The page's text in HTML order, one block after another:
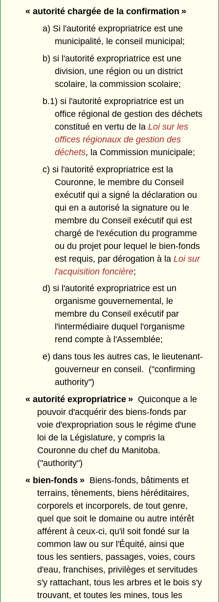
« autorité chargée de la confirmation »
a) Si l'autorité expropriatrice est une
municipalité, le conseil municipal;
b) si l'autorité expropriatrice est une
division, une région ou un district
scolaire, la commission scolaire;
b.1) si l'autorité expropriatrice est un
office régional de gestion des déchets
constitué en vertu de la Loi sur les
offices régionaux de gestion des
déchets, la Commission municipale;
c) si l'autorité expropriatrice est la
Couronne, le membre du Conseil
exécutif qui a signé la déclaration ou
qui en a autorisé la signature ou le
membre du Conseil exécutif qui est
chargé de l'exécution du programme
ou du projet pour lequel le bien-fonds
est requis, par dérogation à la Loi sur
l'acquisition foncière;
d) si l'autorité expropriatrice est un
organisme gouvernemental, le
membre du Conseil exécutif par
l'intermédiaire duquel l'organisme
rend compte à l'Assemblée;
e) dans tous les autres cas, le lieutenant-
gouverneur en conseil. ("confirming
authority")
« autorité expropriatrice »Quiconque a le
pouvoir d'acquérir des biens-fonds par
voie d'expropriation sous le régime d'une
loi de la Législature, y compris la
Couronne du chef du Manitoba.
("authority")
« bien-fonds »Biens-fonds, bâtiments et
terrains, tènements, biens héréditaires,
corporels et incorporels, de tout genre,
quel que soit le domaine ou autre intérêt
afférent à ceux-ci, qu'il soit fondé sur la
common law ou sur l'Équité, ainsi que
tous les sentiers, passages, voies, cours
d'eau, franchises, privilèges et servitudes
s'y rattachant, tous les arbres et le bois s'y
trouvant, et toutes les mines, tous les